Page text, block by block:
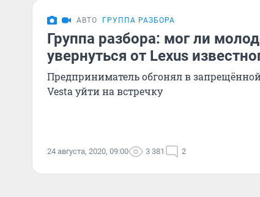
АВТО ГРУППА РАЗБОРА
Группа разбора: мог ли
увернуться от Lexus
Предприниматель обгонял в
Vesta уйти на встречку
24 августа, 2020, 09:00 3 381 2